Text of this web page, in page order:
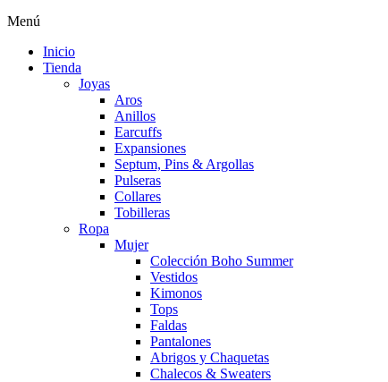
Menú
Inicio
Tienda
Joyas
Aros
Anillos
Earcuffs
Expansiones
Septum, Pins & Argollas
Pulseras
Collares
Tobilleras
Ropa
Mujer
Colección Boho Summer
Vestidos
Kimonos
Tops
Faldas
Pantalones
Abrigos y Chaquetas
Chalecos & Sweaters